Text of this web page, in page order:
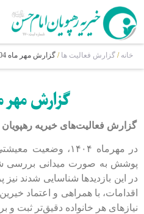
خانه / گزارش فعالیت ها / گزارش مهر ماه 1404
گزارش مهر ماه
گزارش فعالیت‌های خیریه رهپویان
در مهرماه ۱۴۰۴،
پوشش به صورت میدانی بررسی
در این بازدیدها شناسایی شدند
اقدامات، با همراهی و اعتماد
نیازهای هر خانواده دقیق‌تر ثبت و